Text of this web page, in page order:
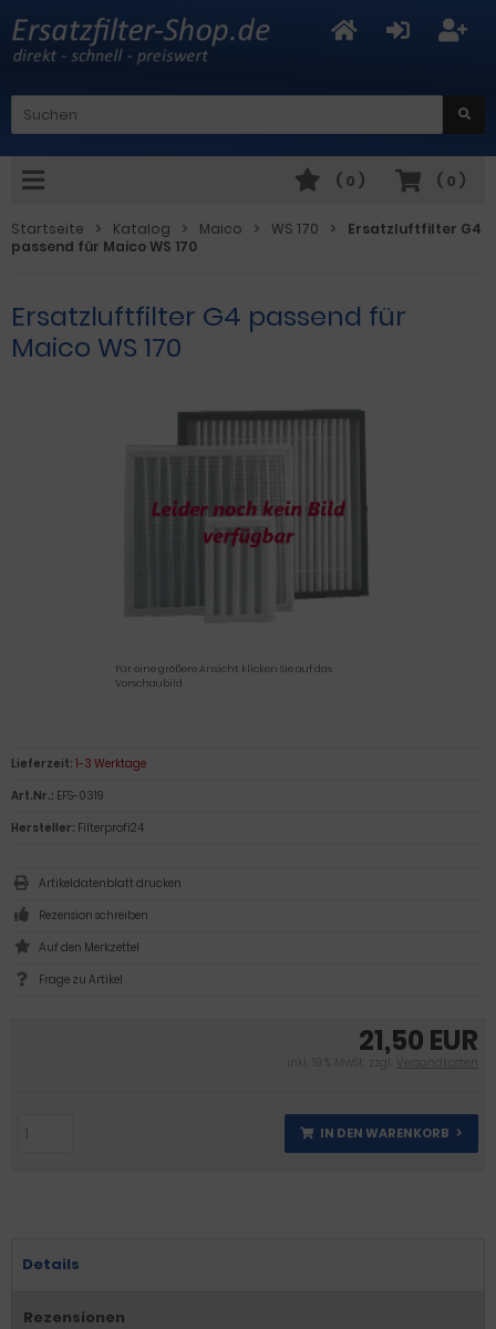
( 0 )
( 0 )
Startseite Katalog Maico WS 170
Ersatzluftfilter G4
passend für Maico WS 170
Ersatzluftfilter G4 passend für
Maico WS 170
Für eine größere Ansicht klicken Sie auf das
Vorschaubild
21,50 EUR
inkl. 19 % MwSt. zzgl. Versandkosten
IN DEN WARENKORB
Lieferzeit: 1-3 Werktage
Art.Nr.: EFS-0319
Hersteller: Filterprofi24
Artikeldatenblatt drucken
Rezension schreiben
Frage zu Artikel
Details
Rezensionen